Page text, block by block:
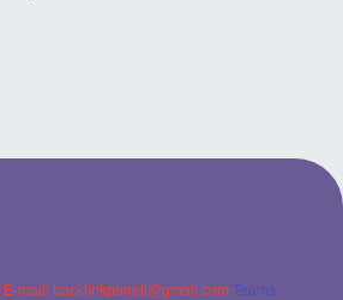
E-mail: backlinkpaneli@gmail.com Teams: